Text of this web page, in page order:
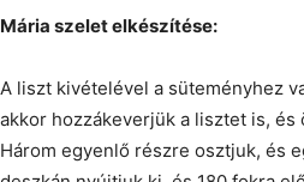
Mária szelet elkészítése:
A liszt kivételével a süteményhez
akkor hozzákeverjük a lisztet is, és
Három egyenlő részre osztjuk, és